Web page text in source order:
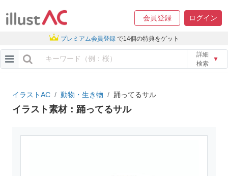
会員登録 ログイン
プレミアム会員登録 で14個の特典をゲット
詳細
検索
▼
イラストAC 動物・生き物 踊ってるサル
イラスト素材：踊ってるサル